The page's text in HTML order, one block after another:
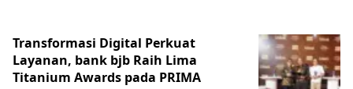
Transformasi Digital Perkuat
Layanan, bank bjb Raih Lima
Titanium Awards pada PRIMA